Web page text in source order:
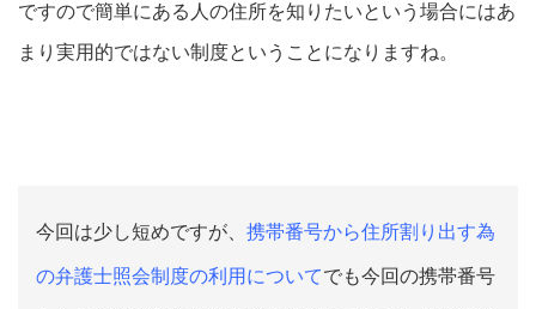
ですので簡単にある人の住所を知りたいという場合にはあ
まり実用的ではない制度ということになりますね。
今回は少し短めですが、 携帯番号から住所割り出す為
の弁護士照会制度の利用についてでも今回の携帯番号